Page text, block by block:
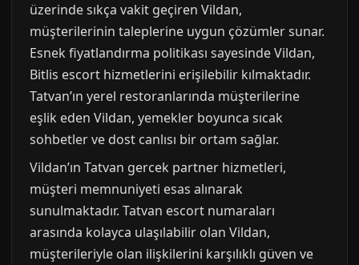
üzerinde sıkça vakit geçiren Vildan,
müşterilerinin taleplerine uygun çözümler sunar.
Esnek fiyatlandırma politikası sayesinde Vildan,
Bitlis escort hizmetlerini erişilebilir kılmaktadır.
Tatvan’ın yerel restoranlarında müşterilerine
eşlik eden Vildan, yemekler boyunca sıcak
sohbetler ve dost canlısı bir ortam sağlar.
Vildan’ın Tatvan gercek partner hizmetleri,
müşteri memnuniyeti esas alınarak
sunulmaktadır. Tatvan escort numaraları
arasında kolayca ulaşılabilir olan Vildan,
müşterileriyle olan ilişkilerini karşılıklı güven ve